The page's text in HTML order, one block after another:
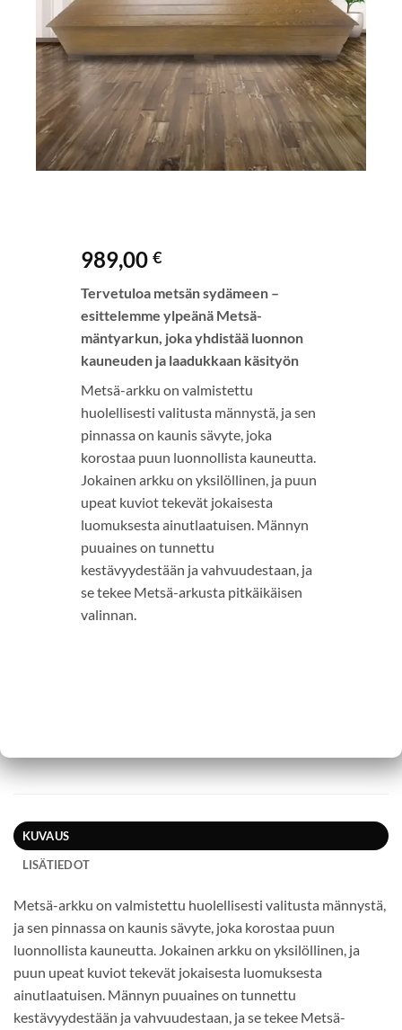
989,00€
Tervetuloa metsän sydämeen –
esittelemme ylpeänä Metsä-
mäntyarkun, joka yhdistää luonnon
kauneuden ja laadukkaan käsityön
Metsä-arkku on valmistettu
huolellisesti valitusta männystä, ja sen
pinnassa on kaunis sävyte, joka
korostaa puun luonnollista kauneutta.
Jokainen arkku on yksilöllinen, ja puun
upeat kuviot tekevät jokaisesta
luomuksesta ainutlaatuisen. Männyn
puuaines on tunnettu
kestävyydestään ja vahvuudestaan, ja
se tekee Metsä-arkusta pitkäikäisen
valinnan.
KUVAUS
LISÄTIEDOT
Metsä-arkku on valmistettu huolellisesti valitusta männystä,
ja sen pinnassa on kaunis sävyte, joka korostaa puun
luonnollista kauneutta. Jokainen arkku on yksilöllinen, ja
puun upeat kuviot tekevät jokaisesta luomuksesta
ainutlaatuisen. Männyn puuaines on tunnettu
kestävyydestään ja vahvuudestaan, ja se tekee Metsä-